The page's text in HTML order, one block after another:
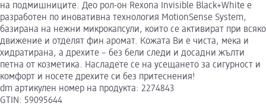
на подмишниците. Део рол-он Rexona Invisible Black+White е
разработен по иновативна технология MotionSense System,
базирана на нежни микрокапсули, които се активират при всяко
движение и отделят фин аромат. Кожата Ви е чиста, мека и
хидратирана, а дрехите – без бели следи и досадни жълти
петна от козметика. Насладете се на усещането за сигурност и
комфорт и носете дрехите си без притеснения!
dm артикулен номер на продукта: 2274843
GTIN: 59095644